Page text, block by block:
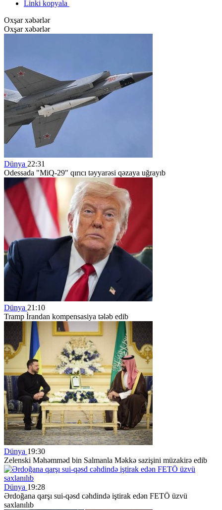
Linki kopyala
Oxşar xəbərlər
Oxşar xəbərlər
Dünya 22:31
Odessada "MiQ-29" qırıcı təyyarəsi qəzaya uğrayıb
Dünya 21:10
Tramp İrandan kompensasiya tələb edib
Dünya 19:30
Zelenski Məhəmməd bin Salmanla Məkkə sazişini müzakirə edib
Dünya 19:28
Ərdoğana qarşı sui-qəsd cəhdində iştirak edən FETÖ üzvü
saxlanılıb